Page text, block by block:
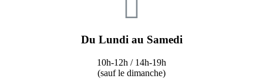
Du Lundi au Samedi
10h-12h / 14h-19h
(sauf le dimanche)